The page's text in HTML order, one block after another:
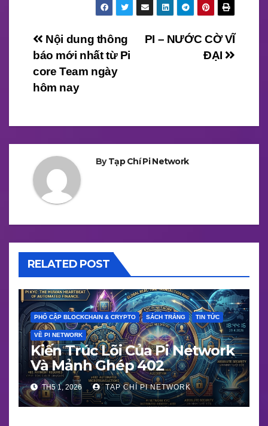
Điều
hướng
bài
PI – NƯỚC CỜ VĨ
ĐẠI
Nội dung thông
báo mới nhất từ Pi
core Team ngày
hôm nay
ByTạp Chí Pi Network
RELATED POST
PHỔ CẬP BLOCKCHAIN & CRYPTO SÁCH TRẮNG TIN TỨC
VỀ PI NETWORK
Kiến Trúc Lõi Của Pi Network
Và Mảnh Ghép 402
TH5 1, 2026 TẠP CHÍ PI NETWORK